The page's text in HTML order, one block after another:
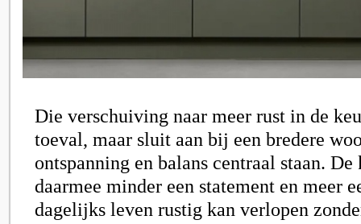
Die verschuiving naar meer rust in de
toeval, maar sluit aan bij een bredere
ontspanning en balans centraal staan.
daarmee minder een statement en meer
dagelijks leven rustig kan verlopen